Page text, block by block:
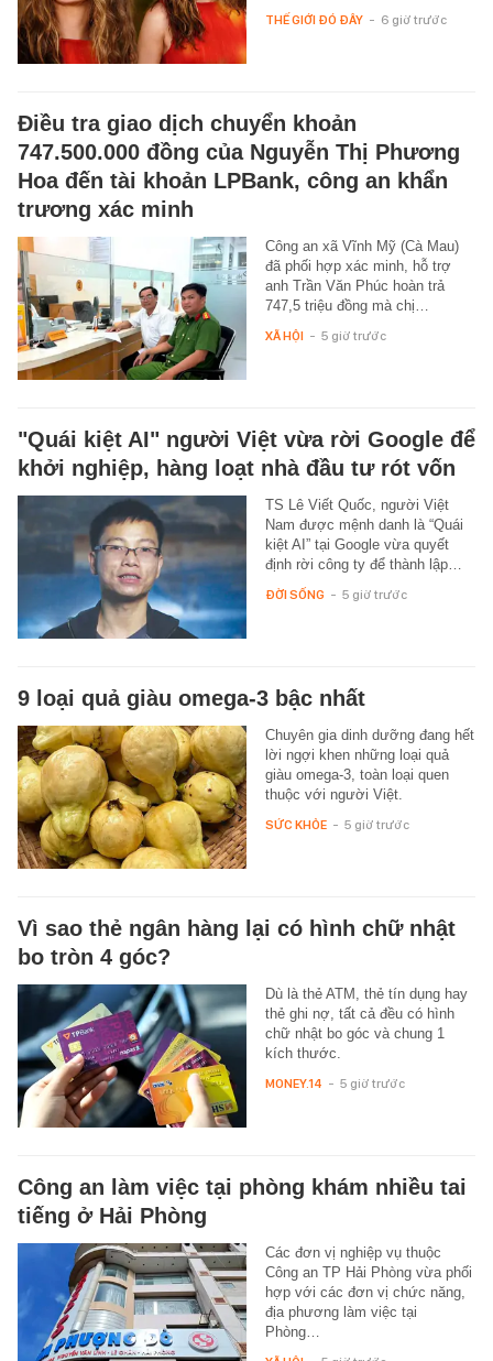
THẾ GIỚI ĐÓ ĐÂY - 6 giờ trước
Điều tra giao dịch chuyển khoản
747.500.000 đồng của Nguyễn Thị Phương
Hoa đến tài khoản LPBank, công an khẩn
trương xác minh
Công an xã Vĩnh Mỹ (Cà Mau)
đã phối hợp xác minh, hỗ trợ
anh Trần Văn Phúc hoàn trả
747,5 triệu đồng mà chị…
XÃ HỘI - 5 giờ trước
"Quái kiệt AI" người Việt vừa rời Google để
khởi nghiệp, hàng loạt nhà đầu tư rót vốn
TS Lê Viết Quốc, người Việt
Nam được mệnh danh là “Quái
kiệt AI” tại Google vừa quyết
định rời công ty để thành lập…
ĐỜI SỐNG - 5 giờ trước
9 loại quả giàu omega-3 bậc nhất
Chuyên gia dinh dưỡng đang hết
lời ngợi khen những loại quả
giàu omega-3, toàn loại quen
thuộc với người Việt.
SỨC KHỎE - 5 giờ trước
Vì sao thẻ ngân hàng lại có hình chữ nhật
bo tròn 4 góc?
Dù là thẻ ATM, thẻ tín dụng hay
thẻ ghi nợ, tất cả đều có hình
chữ nhật bo góc và chung 1
kích thước.
MONEY.14 - 5 giờ trước
Công an làm việc tại phòng khám nhiều tai
tiếng ở Hải Phòng
Các đơn vị nghiệp vụ thuộc
Công an TP Hải Phòng vừa phối
hợp với các đơn vị chức năng,
địa phương làm việc tại
Phòng…